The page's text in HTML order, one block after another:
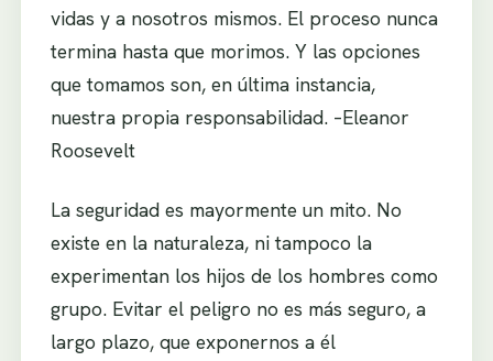
vidas y a nosotros mismos. El proceso nunca
termina hasta que morimos. Y las opciones
que tomamos son, en última instancia,
nuestra propia responsabilidad. –Eleanor
Roosevelt
La seguridad es mayormente un mito. No
existe en la naturaleza, ni tampoco la
experimentan los hijos de los hombres como
grupo. Evitar el peligro no es más seguro, a
largo plazo, que exponernos a él